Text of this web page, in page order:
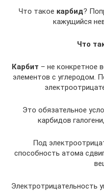
Что такое карбид?
кажущийся
Что
Карбит – не конкретное
элементов с углеродом.
Это обязательное
карбидов
Под
способность атома
Электротрицательность